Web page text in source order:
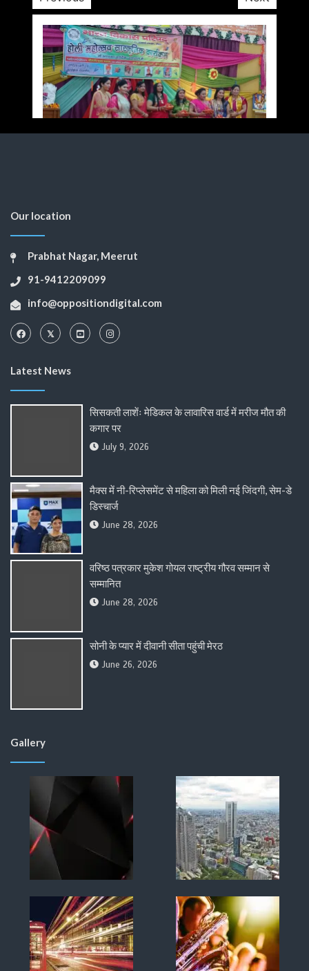
Our location
Prabhat Nagar, Meerut
91-9412209099
info@oppositiondigital.com
Latest News
सिसकती लाशेंः मेडिकल के लावारिस वार्ड में मरीज मौत की
कगार पर
July 9, 2026
मैक्स में नी-रिप्लेसमेंट से महिला को मिली नई जिंदगी, सेम-डे
डिस्चार्ज
June 28, 2026
वरिष्ठ पत्रकार मुकेश गोयल राष्ट्रीय गौरव सम्मान से
सम्मानित
June 28, 2026
सोनी के प्यार में दीवानी सीता पहुंची मेरठ
June 26, 2026
Gallery